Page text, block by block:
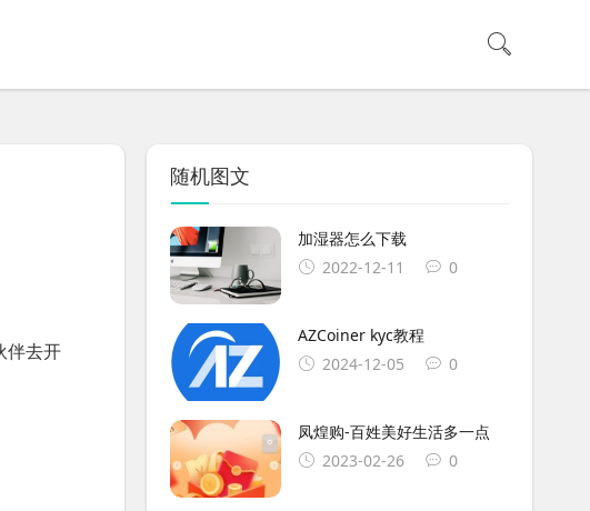
伴去开
随机图文
加湿器怎么下载
2022-12-11
0
AZCoiner kyc教程
2024-12-05
0
凤煌购-百姓美好生活多一点
2023-02-26
0